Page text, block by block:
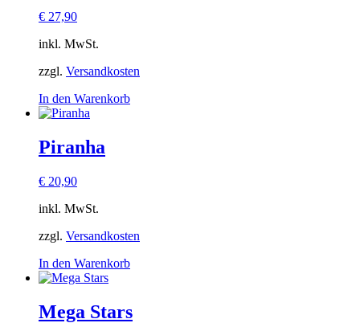
€ 27,90
inkl. MwSt.
zzgl. Versandkosten
In den Warenkorb
Piranha
€ 20,90
inkl. MwSt.
zzgl. Versandkosten
In den Warenkorb
Mega Stars